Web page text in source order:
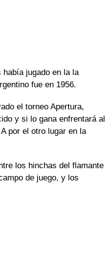
había jugado en la la
fue en 1956.
el torneo Apertura,
y si lo gana enfrentará al
por el otro lugar en la
los hinchas del flamante
de juego, y los